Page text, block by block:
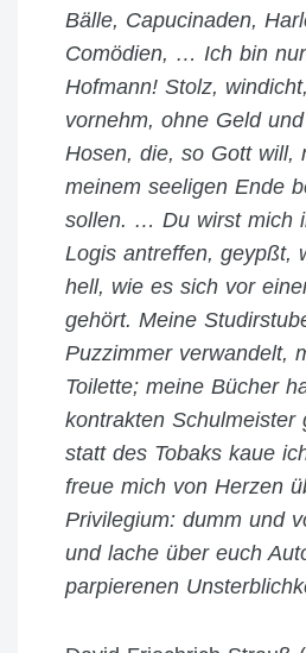
Bälle, Capucinaden,
Comödien, … Ich bin
Hofmann! Stolz,
vornehm, ohne Geld
Hosen, die, so Gott will,
meinem seeligen Ende
sollen. … Du wirst mich
Logis antreffen, geypßt,
hell, wie es sich vor
gehört. Meine
Puzzimmer verwandelt,
Toilette; meine Bücher
kontrakten Schulmeister
statt des Tobaks kaue
freue mich von Herzen
Privilegium: dumm und
und lache über euch
parpierenen